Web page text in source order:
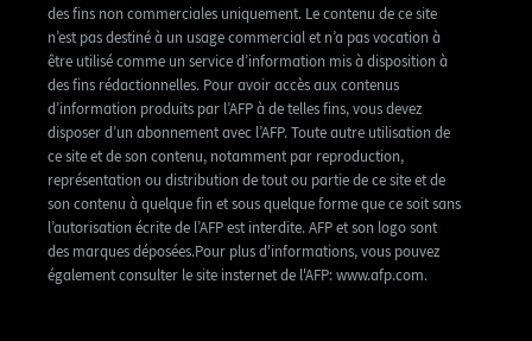
des fins non commerciales uniquement. Le contenu de ce site
n’est pas destiné à un usage commercial et n’a pas vocation à
être utilisé comme un service d’information mis à disposition à
des fins rédactionnelles. Pour avoir accès aux contenus
d’information produits par l’AFP à de telles fins, vous devez
disposer d’un abonnement avec l’AFP. Toute autre utilisation de
ce site et de son contenu, notamment par reproduction,
représentation ou distribution de tout ou partie de ce site et de
son contenu à quelque fin et sous quelque forme que ce soit sans
l’autorisation écrite de l’AFP est interdite. AFP et son logo sont
des marques déposées.Pour plus d'informations, vous pouvez
également consulter le site insternet de l'AFP: www.afp.com.